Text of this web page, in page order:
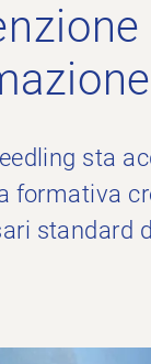
sta
formativa
standard